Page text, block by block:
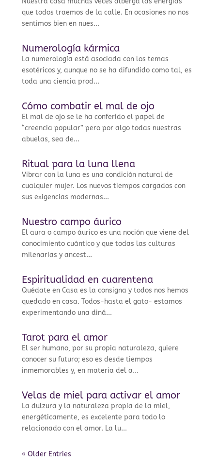
que todos traemos de la calle. En ocasiones no nos
sentimos bien en nues...
Numerología kármica
La numerología está asociada con los temas
esotéricos y, aunque no se ha difundido como tal, es
toda una ciencia prod...
Cómo combatir el mal de ojo
El mal de ojo se le ha conferido el papel de
“creencia popular” pero por algo todas nuestras
abuelas, sea de...
Ritual para la luna llena
Vibrar con la luna es una condición natural de
cualquier mujer. Los nuevos tiempos cargados con
sus exigencias modernas...
Nuestro campo áurico
El aura o campo áurico es una noción que viene del
conocimiento cuántico y que todas las culturas
milenarias y ancest...
Espiritualidad en cuarentena
Quédate en Casa es la consigna y todos nos hemos
quedado en casa. Todos-hasta el gato- estamos
experimentando una diná...
Tarot para el amor
El ser humano, por su propia naturaleza, quiere
conocer su futuro; eso es desde tiempos
inmemorables y, en materia del a...
Velas de miel para activar el amor
La dulzura y la naturaleza propia de la miel,
energéticamente, es excelente para todo lo
relacionado con el amor. La lu...
« Older Entries